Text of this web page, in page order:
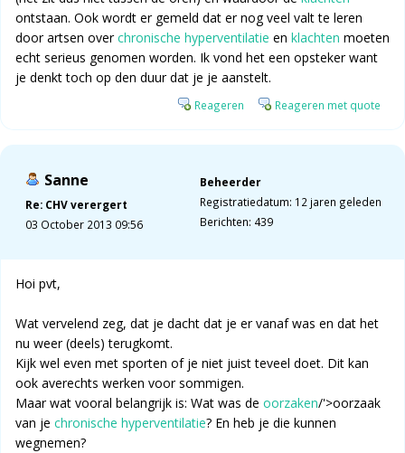
ontstaan. Ook wordt er gemeld dat er nog veel valt te leren
door artsen overchronische hyperventilatie en klachten moeten
echt serieus genomen worden. Ik vond het een opsteker want
je denkt toch op den duur dat je je aanstelt.
Reageren Reageren met quote
Sanne
Re: CHV verergert
03 October 2013 09:56
Beheerder
Registratiedatum: 12 jaren geleden
Berichten: 439
Hoi pvt,
Wat vervelend zeg, dat je dacht dat je er vanaf was en dat het
nu weer (deels) terugkomt.
Kijk wel even met sporten of je niet juist teveel doet. Dit kan
ook averechts werken voor sommigen.
Maar wat vooral belangrijk is: Wat was de oorzaken/'>oorzaak
van je chronische hyperventilatie? En heb je die kunnen
wegnemen?